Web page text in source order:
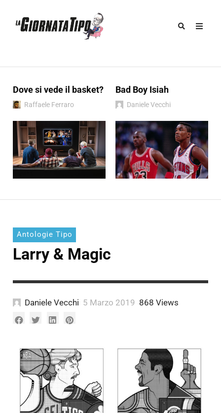
Dove si vede il basket?
Raffaele Ferraro
Bad Boy Isiah
Daniele Vecchi
Antologie Tipo
Larry & Magic
Daniele Vecchi 5 Marzo 2019 868 Views